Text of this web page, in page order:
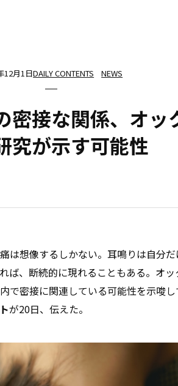
12月1日DAILY CONTENTS NEWS
密接な関係、オ
究が示す可能性
は想像するしかない。耳鳴りは自分
ば、断続的に現れることもある。オ
で密接に関連している可能性を示唆
が20日、伝えた。